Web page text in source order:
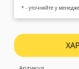
* - уточняйте у